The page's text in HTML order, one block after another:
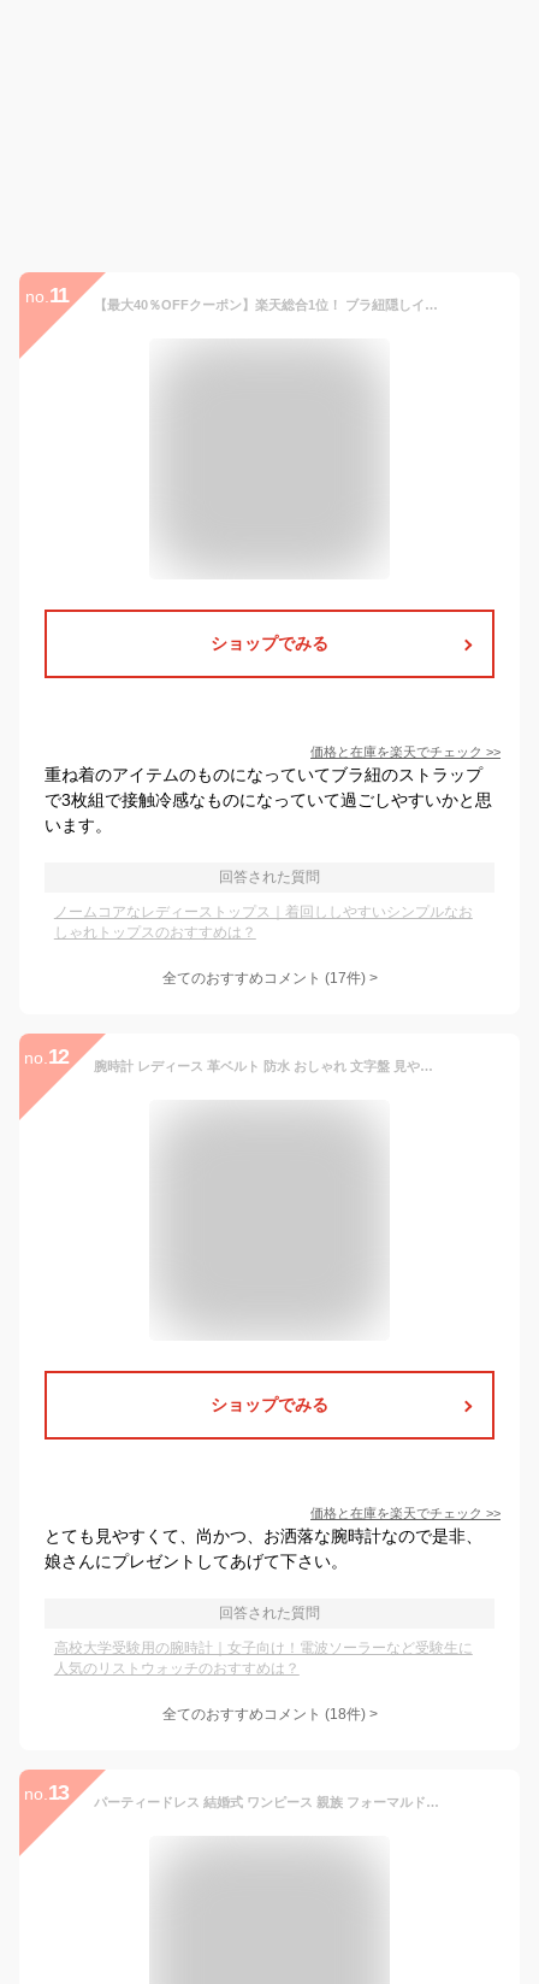
no. 11 【最大40％OFFクーポン】楽天総合1位！ ブラ紐隠しインナー タンクトップ 重ね着 タンク キャミソール インナー レディース トップス ブラ紐を隠せるインナー シンプル 定番 冷感インナー 接触冷感 【メール便】【3枚可】
ショップでみる
価格と在庫を楽天でチェック >>
重ね着のアイテムのものになっていてブラ紐のストラップ
で3枚組で接触冷感なものになっていて過ごしやすいかと思
います。
回答された質問
ノームコアなレディーストップス｜着回ししやすいシンプルなお
しゃれトップスのおすすめは？
全てのおすすめコメント (17件) >
no. 12 腕時計 レディース 革ベルト 防水 おしゃれ 文字盤 見やすい 小さめ アナログ 腕時計バンド レザー シンプル 腕時計 レディース 人気 20代 30代 40代 50代 丸型 安い クオーツ 腕時計ケース ピンクゴールド カジュアル お手頃
ショップでみる
価格と在庫を楽天でチェック >>
とても見やすくて、尚かつ、お洒落な腕時計なので是非、
娘さんにプレゼントしてあげて下さい。
回答された質問
高校大学受験用の腕時計｜女子向け！電波ソーラーなど受験生に
人気のリストウォッチのおすすめは？
全てのおすすめコメント (18件) >
no. 13 パーティードレス 結婚式 ワンピース 親族 フォーマルドレス 40代 50代 レディース ブラックフォーマル フォーマルワンピース セミフォーマル ロング丈 大きいサイズ 袖あり セレモニー レース 大きめ ドレス ロングワンピース フォーマル ロングドレス 30代 60代 母親 秋冬